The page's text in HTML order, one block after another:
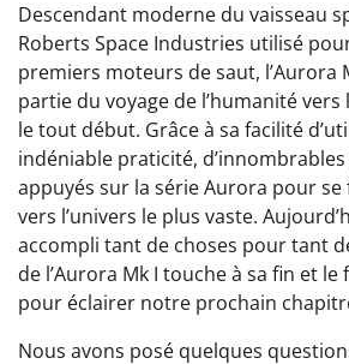
Descendant moderne du vaisseau
Roberts Space Industries utilisé
premiers moteurs de saut, l’Aurora
partie du voyage de l’humanité
le tout début. Grâce à sa facilité
indéniable praticité,
appuyés sur la série Aurora pour
vers l’univers le plus vaste.
accompli tant de choses pour tant
de l’Aurora Mk I touche à sa fin et
pour éclairer notre prochain
Nous avons posé quelques